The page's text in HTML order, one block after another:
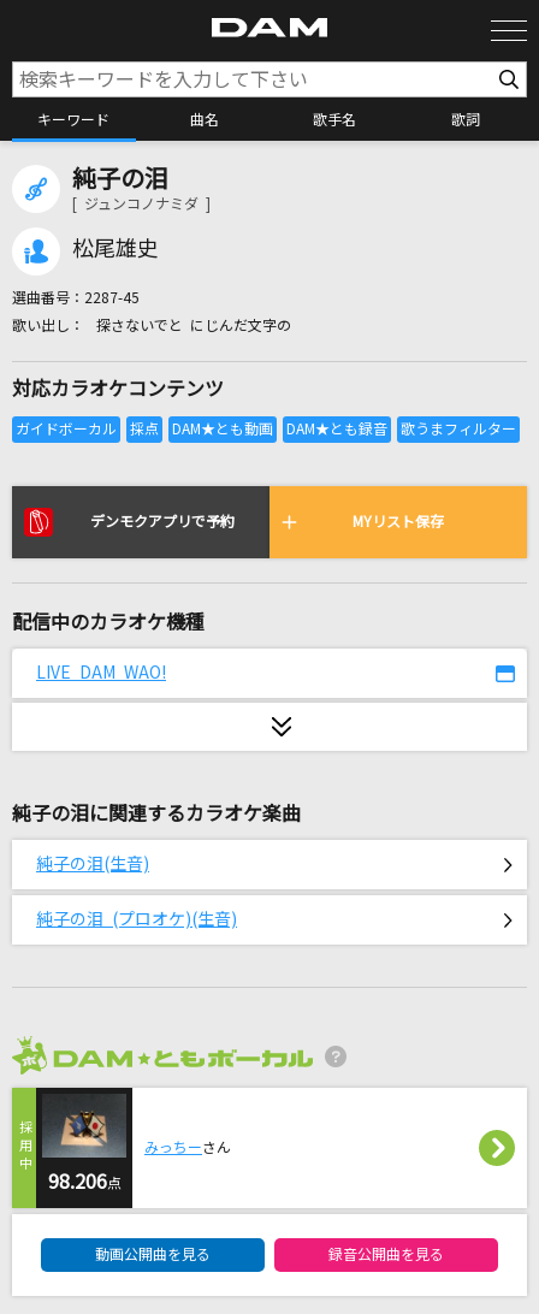
キーワード 曲名 歌手名 歌詞
全国りれき
GARNET CROW
欅坂46
RPG
SEKAI NO OWARI(世界の終わり)
オトモダチフィルム
オーイシマサヨシ
back number
Dream-self(original mix)
雛形あきこ
永遠に
純子の泪
[ ジュンコノナミダ ]
松尾雄史
選曲番号： 2287-45
探さないでと にじんだ文字の
対応カラオケコンテンツ
デンモクアプリで予約 MYリスト保存
配信中のカラオケ機種
LIVE DAM WAO!
純子の泪に関連するカラオケ楽曲
純子の泪(生音)
純子の泪 (プロオケ)(生音)
98.206点
みっちーさん
動画公開曲を見る 録音公開曲を見る